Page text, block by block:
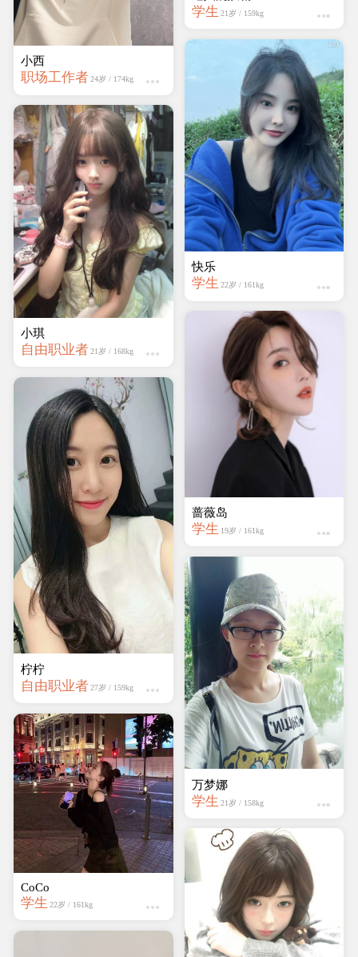
小西
职场工作者 24岁 / 174kg
小琪
自由职业者 21岁 / 168kg
柠柠
自由职业者 27岁 / 159kg
CoCo
学生 22岁 / 161kg
学生 21岁 / 159kg
快乐
学生 22岁 / 161kg
蔷薇岛
学生 19岁 / 161kg
万梦娜
学生 21岁 / 158kg